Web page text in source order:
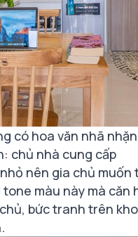
có hoa văn nhã
chủ nhà cung cấp
nên gia chủ muốn
màu này mà căn
bức tranh trên